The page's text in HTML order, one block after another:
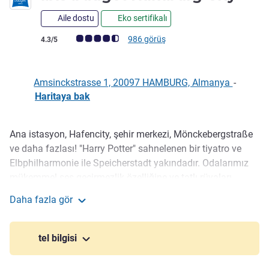
Aile dostu Eko sertifikalı
Avis müşterileri puanı (ALL Puanlama)
4.3/5 986 görüş
Amsinckstrasse 1, 20097 HAMBURG, Almanya -
Haritaya bak
Açıklama
Ana istasyon, Hafencity, şehir merkezi, Mönckebergstraße
ve daha fazlası! "Harry Potter" sahnelenen bir tiyatro ve
Elbphilharmonie ile Speicherstadt yakındadır. Odalarımız
mevcuttur. Mini marketimizde içecek ve atıştırmalık
seçenekleri bulunur. Zengin seçenekler ve spesiyal
kahvelerin sunulduğu açık büfe kahvaltımızın tadını
Daha fazla gör
tel bilgisi